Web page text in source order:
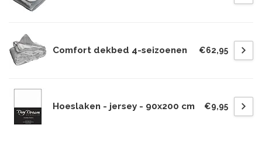
Comfort dekbed 4-seizoenen €62,95
Hoeslaken - jersey - 90x200 cm €9,95